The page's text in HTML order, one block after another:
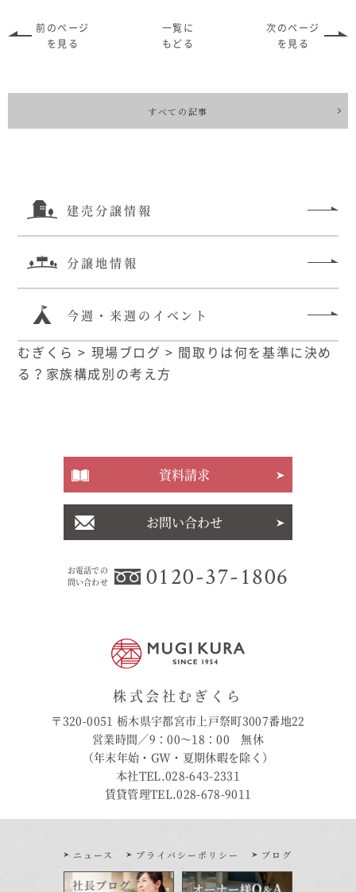
前のページ
を見る
一覧に
もどる
次のページ
を見る
すべての記事
建売分譲情報
分譲地情報
今週・来週のイベント
むぎくら > 現場ブログ > 間取りは何を基準に決め
る？家族構成別の考え方
お電話での
問い合わせ
0120-37-1806
資料請求
お問い合わせ
株式会社むぎくら
〒320-0051 栃木県宇都宮市上戸祭町3007番地22
営業時間／9：00〜18：00 無休
（年末年始・GW・夏期休暇を除く）
本社TEL.028-643-2331
賃貸管理TEL.028-678-9011
ニュース プライバシーポリシー ブログ